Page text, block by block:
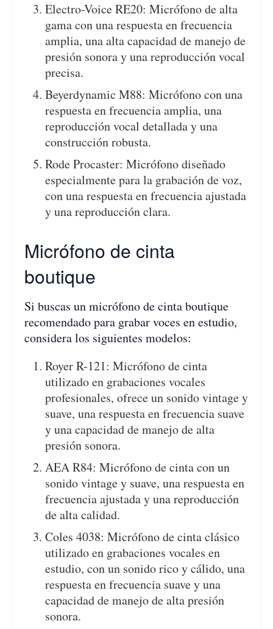
Electro-Voice RE20: Micrófono de alta
gama con una respuesta en frecuencia
amplia, una alta capacidad de manejo de
presión sonora y una reproducción vocal
precisa.
Beyerdynamic M88: Micrófono con una
respuesta en frecuencia amplia, una
reproducción vocal detallada y una
construcción robusta.
Rode Procaster: Micrófono diseñado
especialmente para la grabación de voz,
con una respuesta en frecuencia ajustada
y una reproducción clara.
Micrófono de cinta
boutique
Si buscas un micrófono de cinta boutique
recomendado para grabar voces en estudio,
considera los siguientes modelos:
Royer R-121: Micrófono de cinta
utilizado en grabaciones vocales
profesionales, ofrece un sonido vintage y
suave, una respuesta en frecuencia suave
y una capacidad de manejo de alta
presión sonora.
AEA R84: Micrófono de cinta con un
sonido vintage y suave, una respuesta en
frecuencia ajustada y una reproducción
de alta calidad.
Coles 4038: Micrófono de cinta clásico
utilizado en grabaciones vocales en
estudio, con un sonido rico y cálido, una
respuesta en frecuencia suave y una
capacidad de manejo de alta presión
sonora.